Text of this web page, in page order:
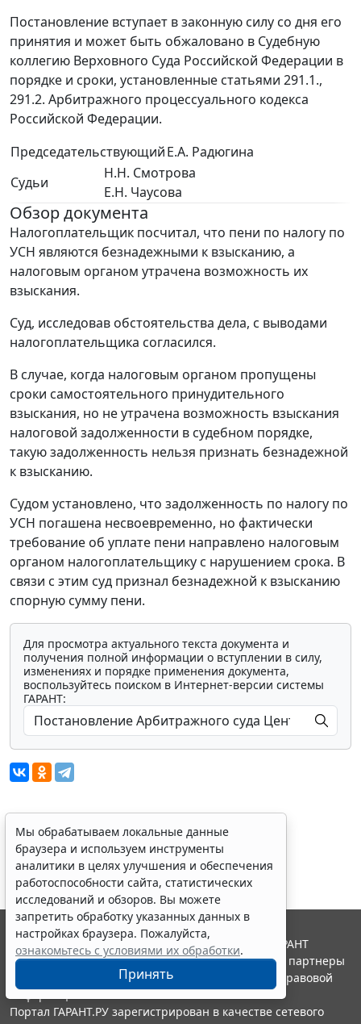
Постановление вступает в законную силу со дня его
принятия и может быть обжаловано в Судебную
коллегию Верховного Суда Российской Федерации в
порядке и сроки, установленные статьями 291.1.,
291.2. Арбитражного процессуального кодекса
Российской Федерации.
ПредседательствующийЕ.А. Радюгина
Судьи
Н.Н. Смотрова
Е.Н. Чаусова
Обзор документа
Налогоплательщик посчитал, что пени по налогу по
УСН являются безнадежными к взысканию, а
налоговым органом утрачена возможность их
взыскания.
Суд, исследовав обстоятельства дела, с выводами
налогоплательщика согласился.
В случае, когда налоговым органом пропущены
сроки самостоятельного принудительного
взыскания, но не утрачена возможность взыскания
налоговой задолженности в судебном порядке,
такую задолженность нельзя признать безнадежной
к взысканию.
Судом установлено, что задолженность по налогу по
УСН погашена несвоевременно, но фактически
требование об уплате пени направлено налоговым
органом налогоплательщику с нарушением срока. В
связи с этим суд признал безнадежной к взысканию
спорную сумму пени.
Для просмотра актуального текста документа и
получения полной информации о вступлении в силу,
изменениях и порядке применения документа,
воспользуйтесь поиском в Интернет-версии системы
ГАРАНТ:
Показать все материалы
Мы обрабатываем локальные данные
браузера и используем инструменты
аналитики в целях улучшения и обеспечения
работоспособности сайта, статистических
исследований и обзоров. Вы можете
запретить обработку указанных данных в
настройках браузера. Пожалуйста,
ознакомьтесь с условиями их обработки.
Принять
© ООО "НПП "ГАРАНТ-СЕРВИС", 2026. Система ГАРАНТ
выпускается с 1990 года. Компания "Гарант" и ее партнеры
являются участниками Российской ассоциации правовой
Портал ГАРАНТ.РУ зарегистрирован в качестве сетевого